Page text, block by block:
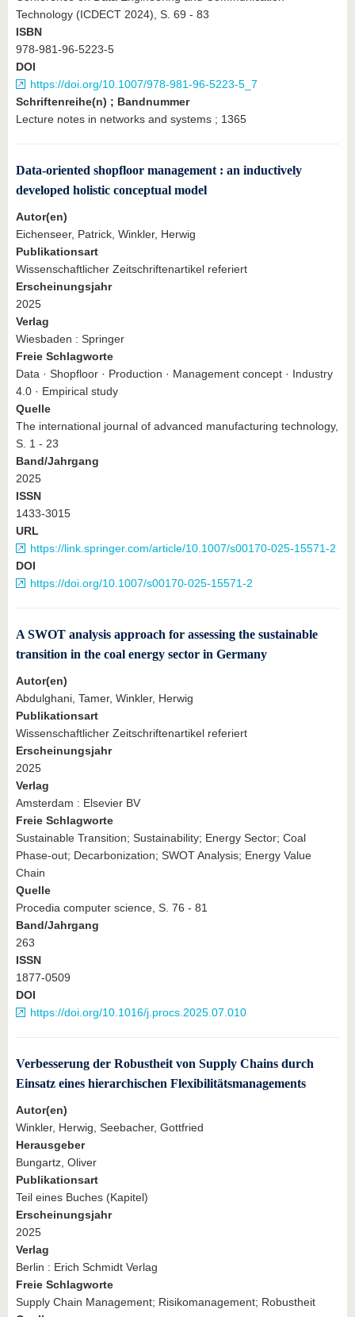
Technology (ICDECT 2024), S. 69 - 83
ISBN
978-981-96-5223-5
DOI
https://doi.org/10.1007/978-981-96-5223-5_7
Schriftenreihe(n) ; Bandnummer
Lecture notes in networks and systems ; 1365
Data-oriented shopfloor management : an inductively
developed holistic conceptual model
Autor(en)
Eichenseer, Patrick, Winkler, Herwig
Publikationsart
Wissenschaftlicher Zeitschriftenartikel referiert
Erscheinungsjahr
2025
Verlag
Wiesbaden : Springer
Freie Schlagworte
Data · Shopfloor · Production · Management concept · Industry
4.0 · Empirical study
Quelle
The international journal of advanced manufacturing technology,
S. 1 - 23
Band/Jahrgang
2025
ISSN
1433-3015
URL
https://link.springer.com/article/10.1007/s00170-025-15571-2
DOI
https://doi.org/10.1007/s00170-025-15571-2
A SWOT analysis approach for assessing the sustainable
transition in the coal energy sector in Germany
Autor(en)
Abdulghani, Tamer, Winkler, Herwig
Publikationsart
Wissenschaftlicher Zeitschriftenartikel referiert
Erscheinungsjahr
2025
Verlag
Amsterdam : Elsevier BV
Freie Schlagworte
Sustainable Transition; Sustainability; Energy Sector; Coal
Phase-out; Decarbonization; SWOT Analysis; Energy Value
Chain
Quelle
Procedia computer science, S. 76 - 81
Band/Jahrgang
263
ISSN
1877-0509
DOI
https://doi.org/10.1016/j.procs.2025.07.010
Verbesserung der Robustheit von Supply Chains durch
Einsatz eines hierarchischen Flexibilitätsmanagements
Autor(en)
Winkler, Herwig, Seebacher, Gottfried
Herausgeber
Bungartz, Oliver
Publikationsart
Teil eines Buches (Kapitel)
Erscheinungsjahr
2025
Verlag
Berlin : Erich Schmidt Verlag
Freie Schlagworte
Supply Chain Management; Risikomanagement; Robustheit